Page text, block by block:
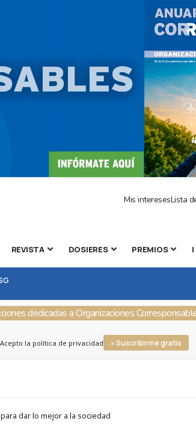
Mis interesesLista
REVISTA DOSIERES PREMIOS |
dedicadas a Organizaciones
Acepto la política de privacidad » Suscribirme gratis
dar lo mejor a la sociedad